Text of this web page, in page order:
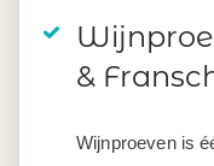
&
Wijnproeven is